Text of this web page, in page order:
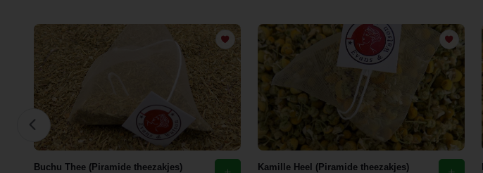
Buchu Thee (Piramide theezakjes) Kamille Heel (Piramide theezakjes)